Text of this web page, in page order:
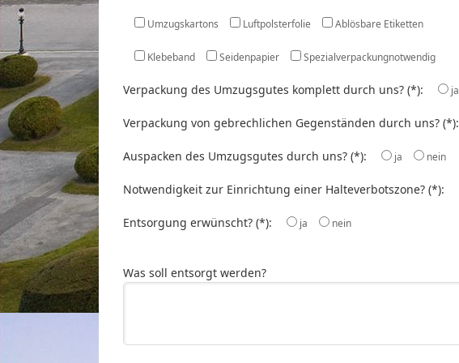
Umzugskartons Luftpolsterfolie Ablösbare Etiketten
Klebeband Seidenpapier Spezialverpackungnotwendig
Verpackung des Umzugsgutes komplett durch uns? (*): ja
Verpackung von gebrechlichen Gegenständen durch uns? (*):
Auspacken des Umzugsgutes durch uns? (*): ja nein
Notwendigkeit zur Einrichtung einer Halteverbotszone? (*):
Entsorgung erwünscht? (*): ja nein
Was soll entsorgt werden?